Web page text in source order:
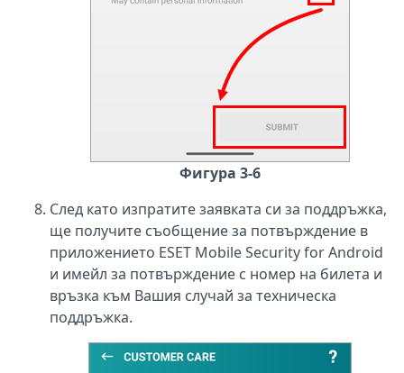
Фигура 3-6
След като изпратите заявката си за поддръжка,
ще получите съобщение за потвърждение в
приложението ESET Mobile Security for Android
и имейл за потвърждение с номер на билета и
връзка към Вашия случай за техническа
поддръжка.